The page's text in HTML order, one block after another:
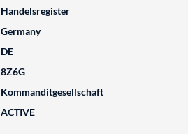
Handelsregister
Germany
DE
8Z6G
Kommanditgesellschaft
ACTIVE